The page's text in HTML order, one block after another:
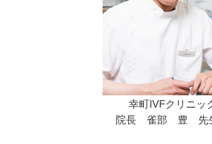
幸町IVFクリニッ
院長 雀部 豊 先